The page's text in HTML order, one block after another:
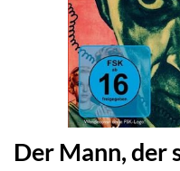
Der Mann, der